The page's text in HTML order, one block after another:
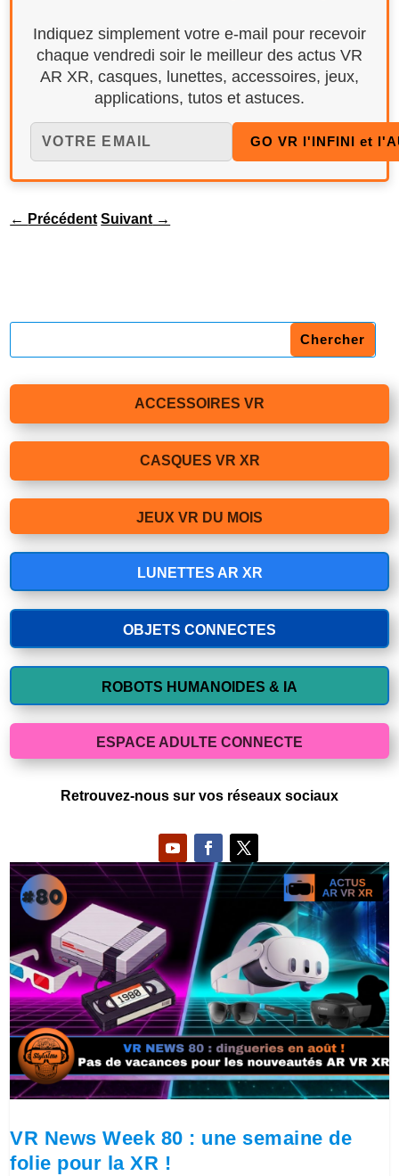
Indiquez simplement votre e-mail pour recevoir
chaque vendredi soir le meilleur des actus VR
AR XR, casques, lunettes, accessoires, jeux,
applications, tutos et astuces.
← Précédent Suivant →
ACCESSOIRES VR
CASQUES VR XR
JEUX VR DU MOIS
LUNETTES AR XR
OBJETS CONNECTES
ROBOTS HUMANOIDES & IA
ESPACE ADULTE CONNECTE
Retrouvez-nous sur vos réseaux sociaux
VR News Week 80 : une semaine de
folie pour la XR !